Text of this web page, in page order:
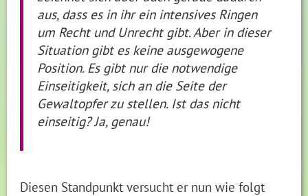
aus, dass es in ihr ein intensives Ringen
um Recht und Unrecht gibt. Aber in dieser
Situation gibt es keine ausgewogene
Position. Es gibt nur die notwendige
Einseitigkeit, sich an die Seite der
Gewaltopfer zu stellen. Ist das nicht
einseitig? Ja, genau!
Diesen Standpunkt versucht er nun wie folgt